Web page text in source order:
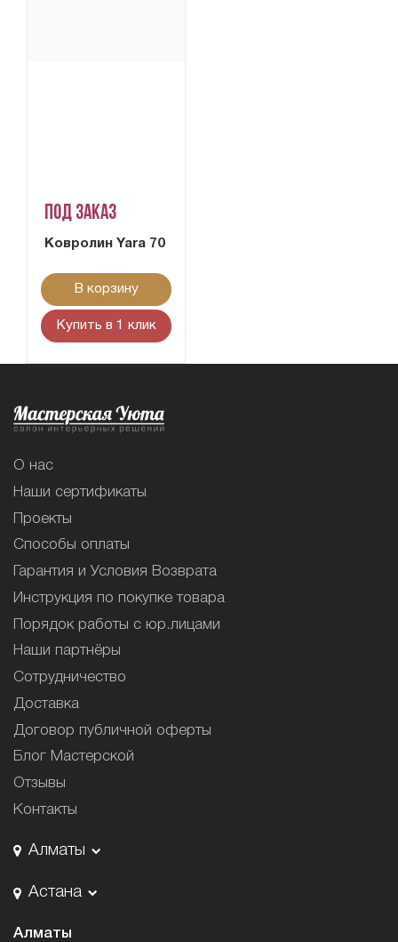
Под заказ
Ковролин Yara 70
В корзину
Купить в 1 клик
О нас
Наши сертификаты
Проекты
Способы оплаты
Гарантия и Условия Возврата
Инструкция по покупке товара
Порядок работы с юр.лицами
Наши партнёры
Сотрудничество
Доставка
Договор публичной оферты
Блог Мастерской
Отзывы
Контакты
Алматы
Астана
Алматы